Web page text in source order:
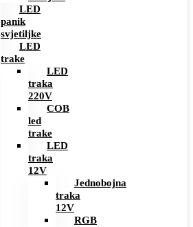
LED
panik
svjetiljke
LED
trake
LED
traka
220V
COB
led
trake
LED
traka
12V
Jednobojna
traka
12V
RGB